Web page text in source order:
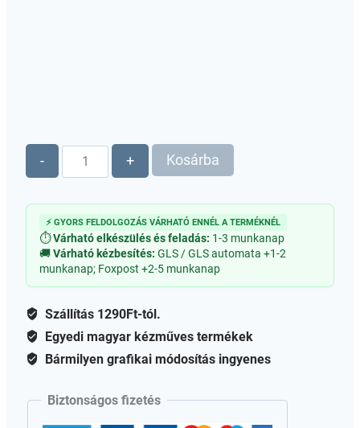
-
Otthon
Édes
felirat
mennyiség
+ Kosárba
⚡ GYORS FELDOLGOZÁS VÁRHATÓ ENNÉL A TERMÉKNÉL
⏱Várható elkészülés és feladás: 1-3 munkanap
🚚Várható kézbesítés: GLS / GLS automata +1-2
munkanap; Foxpost +2-5 munkanap
Szállítás 1290Ft-tól.
Egyedi magyar kézműves termékek
Bármilyen grafikai módosítás ingyenes
Biztonságos fizetés